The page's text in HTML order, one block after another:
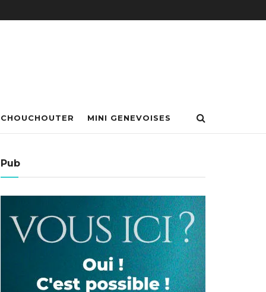
MINI GENEVOISES
Pub